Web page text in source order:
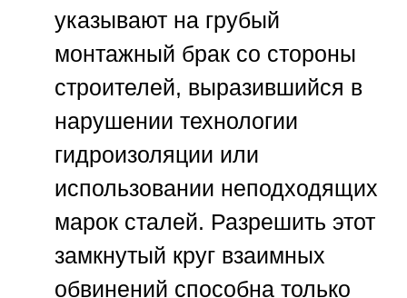
указывают на грубый
монтажный брак со стороны
строителей, выразившийся в
нарушении технологии
гидроизоляции или
использовании неподходящих
марок сталей. Разрешить этот
замкнутый круг взаимных
обвинений способна только